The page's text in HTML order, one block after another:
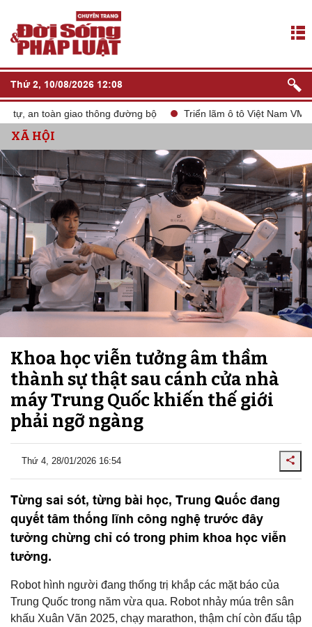
Thứ 2, 10/08/2026 12:08
toàn giao thông đường bộ Triển lãm ô tô Việt Nam VMS 2024
XÃ HỘI
Khoa học viễn tưởng âm thầm
thành sự thật sau cánh cửa nhà
máy Trung Quốc khiến thế giới
phải ngỡ ngàng
Thứ 4, 28/01/2026 16:54
Từng sai sót, từng bài học, Trung Quốc đang
quyết tâm thống lĩnh công nghệ trước đây
tưởng chừng chỉ có trong phim khoa học viễn
tưởng.
Robot hình người đang thống trị khắp các mặt báo của
Trung Quốc trong năm vừa qua. Robot nhảy múa trên sân
khấu Xuân Vãn 2025, chạy marathon, thậm chí còn đấu tập